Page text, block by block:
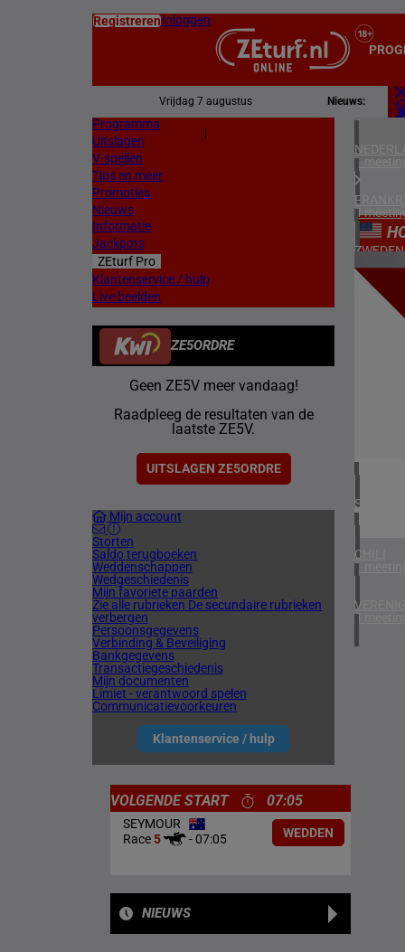
RegistrerenInloggen
Vrijdag 7 augustus Nieuws:
Programma
Uitslagen
V-spellen
Tips en meer
Promoties
Nieuws
Informatie
Jackpots
ZEturf Pro
Klantenservice / hulp
Live beelden
ZE5ORDRE
Geen ZE5V meer vandaag!
Raadpleeg de resultaten van de
laatste ZE5V.
UITSLAGEN ZE5ORDRE
Mijn account
Storten
Saldo terugboeken
Weddenschappen
Wedgeschiedenis
Mijn favoriete paarden
Zie alle rubrieken De secundaire rubrieken
verbergen
Persoonsgegevens
Verbinding & Beveiliging
Bankgegevens
Transactiegeschiedenis
Mijn documenten
Limiet - verantwoord spelen
Communicatievoorkeuren
Klantenservice / hulp
1
4
ZWEDEN
ZUID-
1
1
SPANJE
1
CHILI
1
4
4
22/04/
VOLGENDE START 07:05
SEYMOUR
Race5 -07:05 WEDDEN
NIEUWS